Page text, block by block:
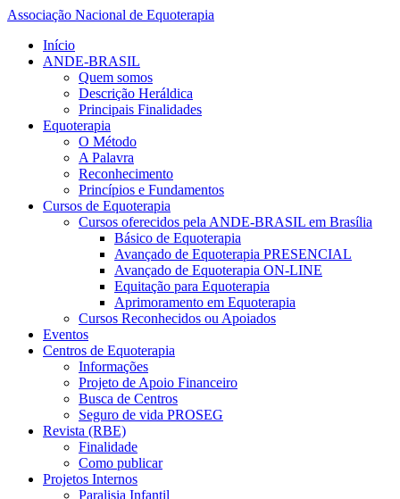
Associação Nacional de Equoterapia
Início
ANDE-BRASIL
Quem somos
Descrição Heráldica
Principais Finalidades
Equoterapia
O Método
A Palavra
Reconhecimento
Princípios e Fundamentos
Cursos de Equoterapia
Cursos oferecidos pela ANDE-BRASIL em Brasília
Básico de Equoterapia
Avançado de Equoterapia PRESENCIAL
Avançado de Equoterapia ON-LINE
Equitação para Equoterapia
Aprimoramento em Equoterapia
Cursos Reconhecidos ou Apoiados
Eventos
Centros de Equoterapia
Informações
Projeto de Apoio Financeiro
Busca de Centros
Seguro de vida PROSEG
Revista (RBE)
Finalidade
Como publicar
Projetos Internos
Paralisia Infantil